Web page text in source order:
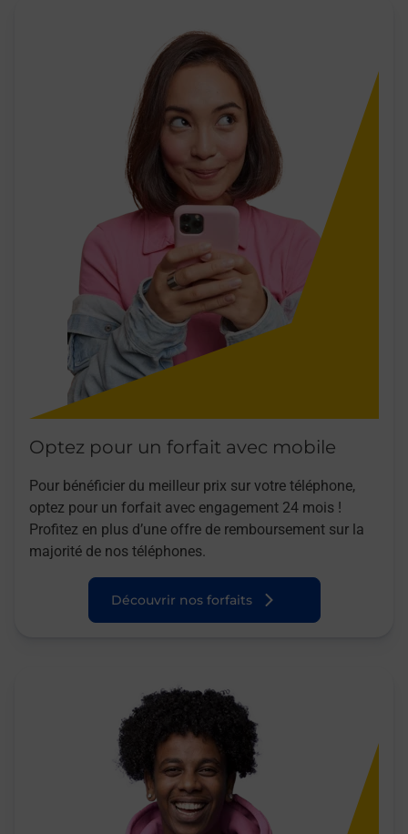
Optez pour un forfait avec mobile
Pour bénéficier du meilleur prix sur votre téléphone,
optez pour un forfait avec engagement 24 mois !
Profitez en plus d’une offre de remboursement sur la
majorité de nos téléphones.
Découvrir nos forfaits